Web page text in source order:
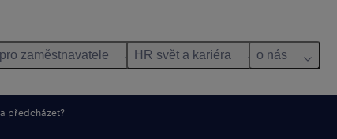
pro zaměstnavatele HR svět a kariéra o nás
předcházet?